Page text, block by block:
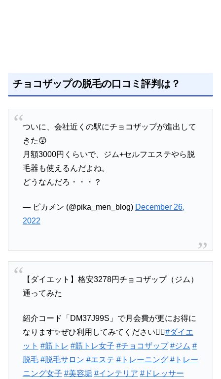
チョコザップの脱毛の口コミ評判は？
ついに、会社近くの駅にチョコザップが進出して
きた😲
月額3000円くらいで、ジム+セルフエステやら脱
毛器も使えるんだよね。
どうなんだろ・・・？
— ピカメン (@pika_men_blog) December 26,
2022
【ダイエット】格安3278円チョコザップ（ジム）
通ってみた
紹介コード「DM37J99S」で月会費が更にお得に
なります✨ぜひ利用してみてください👍🏻#ダイエ
ット #筋トレ #筋トレ女子 #チョコザップ #ジム #
脱毛 #脱毛サロン #エステ #トレーニング #トレー
ニング女子 #美容垢 #インテリア #ドレッサー